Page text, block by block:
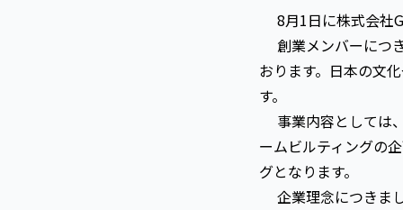
8月1日に株式会社
創業メンバーにつ
おります。日本の文
す。
事業内容としては
ームビルティングの
グとなります。
企業理念につきま